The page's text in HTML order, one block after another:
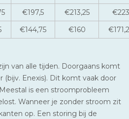
€197,5 €213,25
€223
€144,75 €160
van alle tijden. Doorgaans komt
Enexis). Dit komt vaak door
is een stroomprobleem
Wanneer je zonder stroom zit
op. Een storing bij de